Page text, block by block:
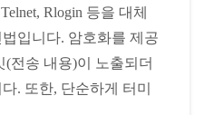
Rlogin 등을 대체
입니다. 암호화를 제공
전송 내용)이 노출되더
. 또한, 단순하게 터미